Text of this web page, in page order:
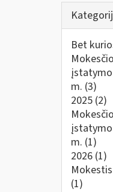
Bet
m. (3)
2025 (2)
m. (1)
2026 (1)
(1)